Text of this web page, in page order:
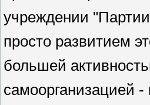
учреждении
просто развитием
большей
самоорганизацией -